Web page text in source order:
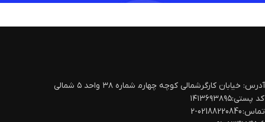
آدرس: خیابان کارگرشمالی کوچه چهارم‍ شماره ۳۸ واحد ۵ شمالی
کد پستی:۱۴۱۳۶۹۳۸۹۵
تماس: 02188220840-2